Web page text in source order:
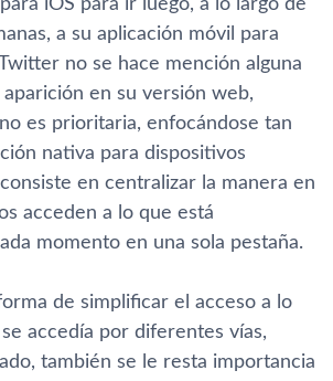
iOS para ir luego, a lo largo de
a su aplicación móvil para
no se hace mención alguna
en su versión web,
es prioritaria, enfocándose tan
nativa para dispositivos
en centralizar la manera en
acceden a lo que está
momento en una sola pestaña.
de simplificar el acceso a lo
accedí­a por diferentes ví­as,
también se le resta importancia